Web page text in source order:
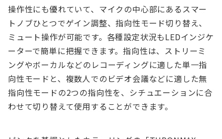
操作性にも優れていて、マイクの中心部にあるスマー
トノブひとつでゲイン調整、指向性モード切り替え、
ミュート操作が可能です。各種設定状況もLEDインジケ
ーターで簡単に把握できます。指向性は、ストリーミ
ングやボーカルなどのレコーディングに適した単一指
向性モードと、複数人でのビデオ会議などに適した無
指向性モードの2つの指向性を、シチュエーションに合
わせて切り替えて使用することができます。